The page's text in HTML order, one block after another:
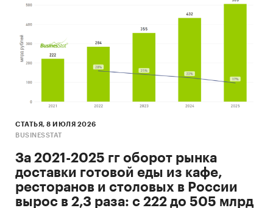
СТАТЬЯ, 8 ИЮЛЯ 2026
BUSINESSTAT
За 2021-2025 гг оборот рынка
доставки готовой еды из кафе,
ресторанов и столовых в России
вырос в 2,3 раза: с 222 до 505 млрд